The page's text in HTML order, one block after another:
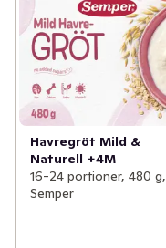
Havregröt Mild &
Naturell +4M
16-24 portioner, 480 g,
Semper